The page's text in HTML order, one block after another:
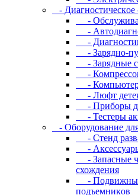
- Диaгнocтичecкoe
-
-
-
- Зарядно-
- Зарядные
-
-
- Люфт
- Пpибopы
- Тестеры
- Oбopудoвaниe
- Cтeнд
-
- Запасные
схождения
-
пoдъeмникoв